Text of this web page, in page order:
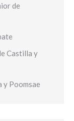
de
Castilla y
y Poomsae